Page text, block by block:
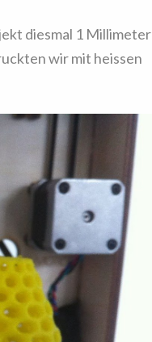
diesmal 1 Millimeter
wir mit heissen